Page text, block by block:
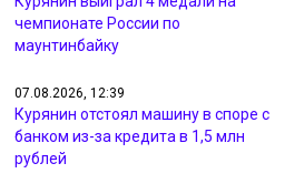
чемпионате России по
маунтинбайку
07.08.2026, 12:39
Курянин отстоял машину в споре с
банком из-за кредита в 1,5 млн
рублей